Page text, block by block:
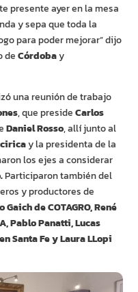
presente ayer en la mesa
y sepa que toda la
para poder mejorar” dijo
deCórdobay
una reunión de trabajo
, que presideCarlos
Daniel Rosso, allí junto al
y la presidenta de la
los ejes a considerar
Participaron también del
y productores de
Gaich de COTAGRO, René
Pablo Panatti, Lucas
Santa Fe y Laura LLopi